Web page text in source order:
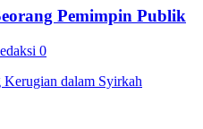
Pemimpin Publik
0